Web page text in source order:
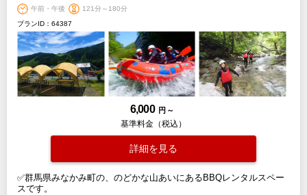
午前・午後
121分～180分
プランID：64387
6,000 円 ～
基準料金（税込）
詳細を見る
✅群馬県みなかみ町の、のどかな山あいにあるBBQレンタルスペー
スです。